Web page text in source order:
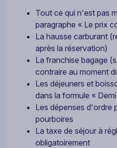
Tout ce qui n'est pas
paragraphe « Le prix
La hausse carburant
après la réservation)
La franchise bagage
contraire au moment
Les déjeuners et
dans la formule «
Les dépenses d'ordre
pourboires
La taxe de séjour à
obligatoirement